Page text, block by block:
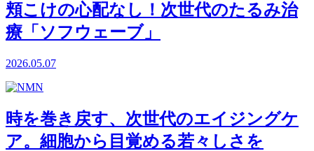
頬こけの心配なし！次世代のたるみ治
療「ソフウェーブ」
2026.05.07
時を巻き戻す、次世代のエイジングケ
ア。細胞から目覚める若々しさを